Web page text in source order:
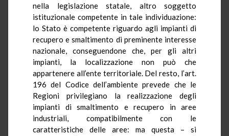
nella legislazione statale, altro soggetto
istituzionale competente in tale individuazione:
lo Stato è competente riguardo agli impianti di
recupero e smaltimento di preminente interesse
nazionale, conseguendone che, per gli altri
impianti, la localizzazione non può che
appartenere all’ente territoriale. Del resto, l’art.
196 del Codice dell’ambiente prevede che le
Regioni privilegiano la realizzazione degli
impianti di smaltimento e recupero in aree
industriali, compatibilmente con le
caratteristiche delle aree: ma questa – si